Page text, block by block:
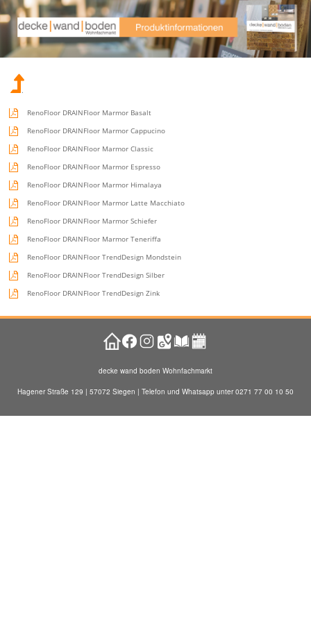
.
RenoFloor DRAINFloor Marmor Basalt
RenoFloor DRAINFloor Marmor Cappucino
RenoFloor DRAINFloor Marmor Classic
RenoFloor DRAINFloor Marmor Espresso
RenoFloor DRAINFloor Marmor Himalaya
RenoFloor DRAINFloor Marmor Latte Macchiato
RenoFloor DRAINFloor Marmor Schiefer
RenoFloor DRAINFloor Marmor Teneriffa
RenoFloor DRAINFloor TrendDesign Mondstein
RenoFloor DRAINFloor TrendDesign Silber
RenoFloor DRAINFloor TrendDesign Zink
decke wand boden Wohnfachmarkt
Hagener Straße 129 | 57072 Siegen | Telefon und Whatsapp unter 0271 77 00 10 50